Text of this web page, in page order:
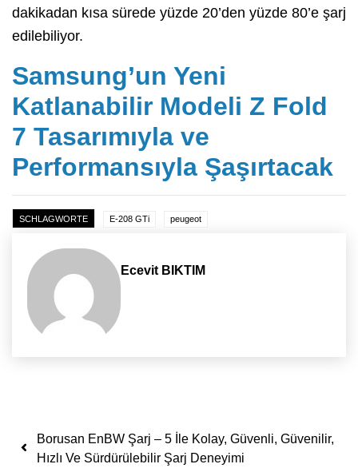
dakikadan kısa sürede yüzde 20’den yüzde 80’e şarj
edilebiliyor.
Samsung’un Yeni
Katlanabilir Modeli Z Fold
7 Tasarımıyla ve
Performansıyla Şaşırtacak
SCHLAGWORTE E-208 GTi peugeot
Ecevit BIKTIM
Yazı dolaşımı
Borusan EnBW Şarj – 5 İle Kolay, Güvenli, Güvenilir,
Hızlı Ve Sürdürülebilir Şarj Deneyimi